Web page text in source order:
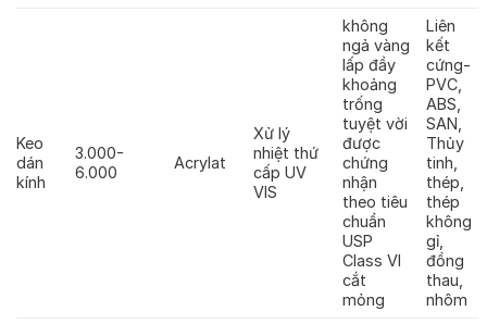
Keo
dán
kính
3.000-
6.000
Acrylat
Xử lý
nhiệt thứ
cấp UV
VIS
không
ngả vàng
lấp đầy
khoảng
trống
tuyệt vời
được
chứng
nhận
theo tiêu
chuẩn
USP
Class VI
cắt
mỏng
Liên
kết
cứng-
PVC,
ABS,
SAN,
Thủy
tinh,
thép,
thép
không
gỉ,
đồng
thau,
nhôm